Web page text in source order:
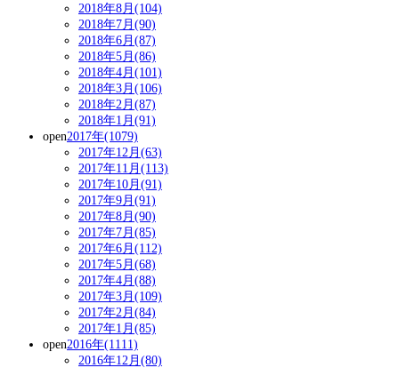
2018年8月(104)
2018年7月(90)
2018年6月(87)
2018年5月(86)
2018年4月(101)
2018年3月(106)
2018年2月(87)
2018年1月(91)
open2017年(1079)
2017年12月(63)
2017年11月(113)
2017年10月(91)
2017年9月(91)
2017年8月(90)
2017年7月(85)
2017年6月(112)
2017年5月(68)
2017年4月(88)
2017年3月(109)
2017年2月(84)
2017年1月(85)
open2016年(1111)
2016年12月(80)